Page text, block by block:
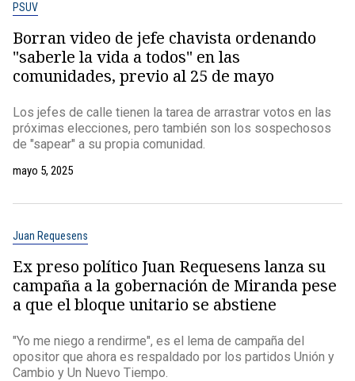
PSUV
Borran video de jefe chavista ordenando
"saberle la vida a todos" en las
comunidades, previo al 25 de mayo
Los jefes de calle tienen la tarea de arrastrar votos en las
próximas elecciones, pero también son los sospechosos
de "sapear" a su propia comunidad.
mayo 5, 2025
Juan Requesens
Ex preso político Juan Requesens lanza su
campaña a la gobernación de Miranda pese
a que el bloque unitario se abstiene
"Yo me niego a rendirme", es el lema de campaña del
opositor que ahora es respaldado por los partidos Unión y
Cambio y Un Nuevo Tiempo.